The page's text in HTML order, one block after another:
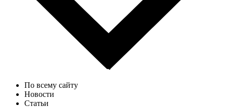
По всему сайту
Новости
Статьи